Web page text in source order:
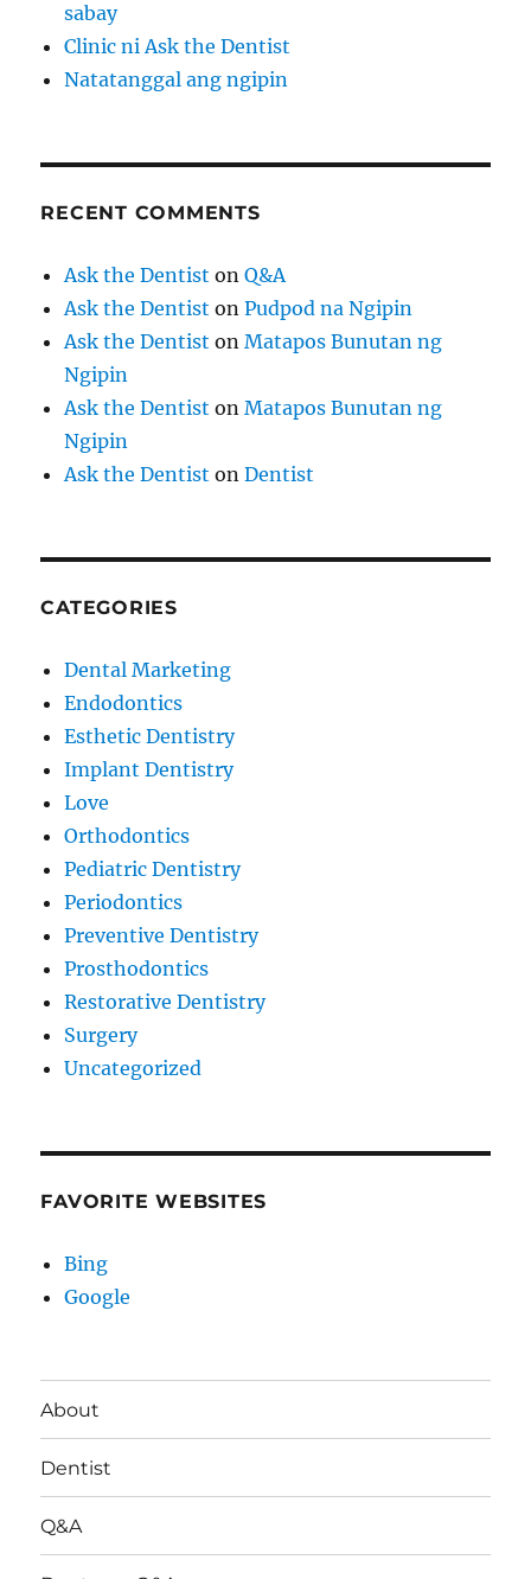
sabay
Clinic ni Ask the Dentist
Natatanggal ang ngipin
RECENT COMMENTS
Ask the Dentist onQ&A
Ask the Dentist onPudpod na Ngipin
Ask the Dentist onMatapos Bunutan ng
Ngipin
Ask the Dentist onMatapos Bunutan ng
Ngipin
Ask the Dentist onDentist
CATEGORIES
Dental Marketing
Endodontics
Esthetic Dentistry
Implant Dentistry
Love
Orthodontics
Pediatric Dentistry
Periodontics
Preventive Dentistry
Prosthodontics
Restorative Dentistry
Surgery
Uncategorized
FAVORITE WEBSITES
Bing
Google
About
Dentist
Q&A